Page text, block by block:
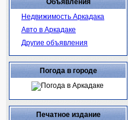
Объявления
Недвижимость Аркадака
Авто в Аркадаке
Другие объявления
Погода в городе
Печатное издание